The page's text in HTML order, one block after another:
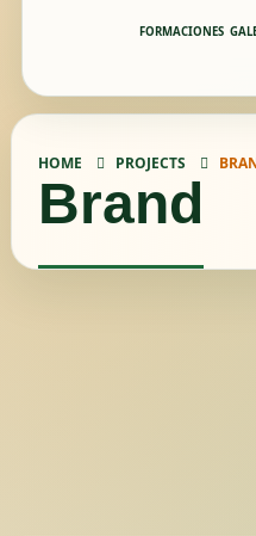
FORMACIONES
HOME PROJECTS
Brand